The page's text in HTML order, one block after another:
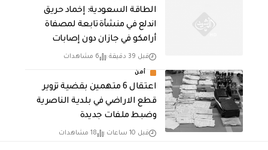
‏الطاقة السعودية: إخماد حريق
اندلع في منشأة تابعة لمصفاة
أرامكو في جازان دون إصابات
قبل 39 دقيقة 6 مشاهدات
أمن
اعتقال 6 متهمين بقضية تزوير
قطع الاراضي في بلدية الناصرية
وضبط ملفات جديدة
قبل 10 ساعات 18 مشاهدات